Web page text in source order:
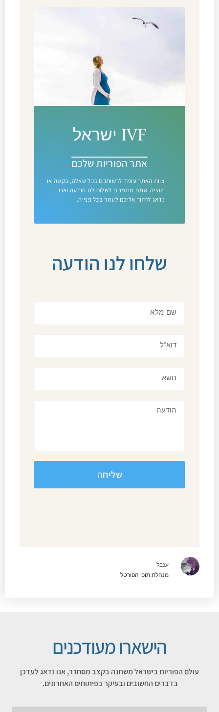
IVF ישראל
אתר הפוריות שלכם
צוות האתר עומד לרשותכם בכל שאלה, בקשה או
תהייה. אתם מוזמנים לשלוח לנו הודעה ואנו
נדאג לחזור אליכם לעזור בכל פנייה.
שלחו לנו הודעה
שליחה
ענבל
מנהלת תוכן הפורטל
הישארו מעודכנים
עולם הפוריות בישראל משתנה בקצב מסחרר, אנו נדאג לעדכן
בדברים החשובים ובעיקר בפיתוחים האחרונים.